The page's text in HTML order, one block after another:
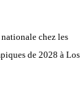
chez les
de 2028 à Los